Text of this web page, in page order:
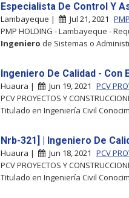
Especialista De Control Y
Lambayeque | Jul 21, 2021
PMP HOLDING - Lambayeque -
Ingeniero de Sistemas o
Ingeniero De Calidad - Con
Huaura | Jun 19, 2021 PCV
PCV PROYECTOS Y
Titulado en Ingeniería Civil
Nrb-321] | Ingeniero De
Huaura | Jun 18, 2021 PCV
PCV PROYECTOS Y
Titulado en Ingeniería Civil